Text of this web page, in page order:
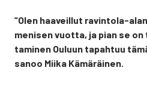
”Olen haa­veil­lut ravin­to­la-
me­ni­sen vuot­ta, ja pian se
ta­mi­nen Ouluun tapah­tuu
sanoo Mii­ka Kämä­räi­nen.